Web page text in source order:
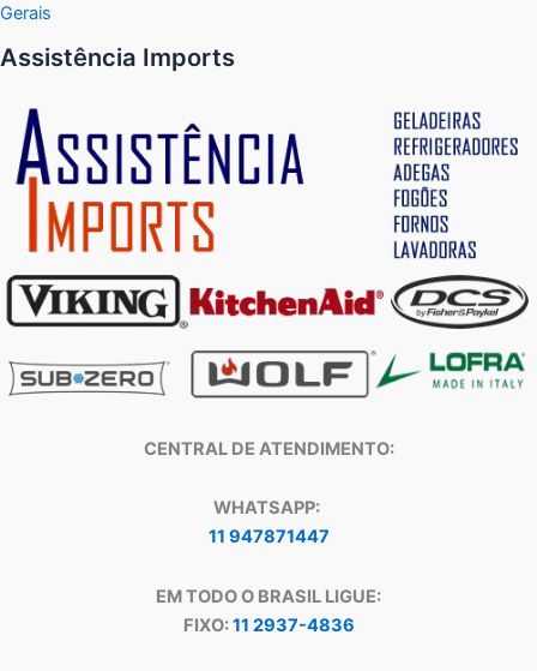
Gerais
Assistência Imports
CENTRAL DE ATENDIMENTO:
WHATSAPP:
11 947871447
EM TODO O BRASIL LIGUE:
FIXO:11 2937-4836